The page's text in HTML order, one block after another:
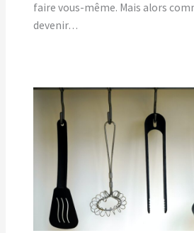
faire vous-même. Mais alors
devenir…